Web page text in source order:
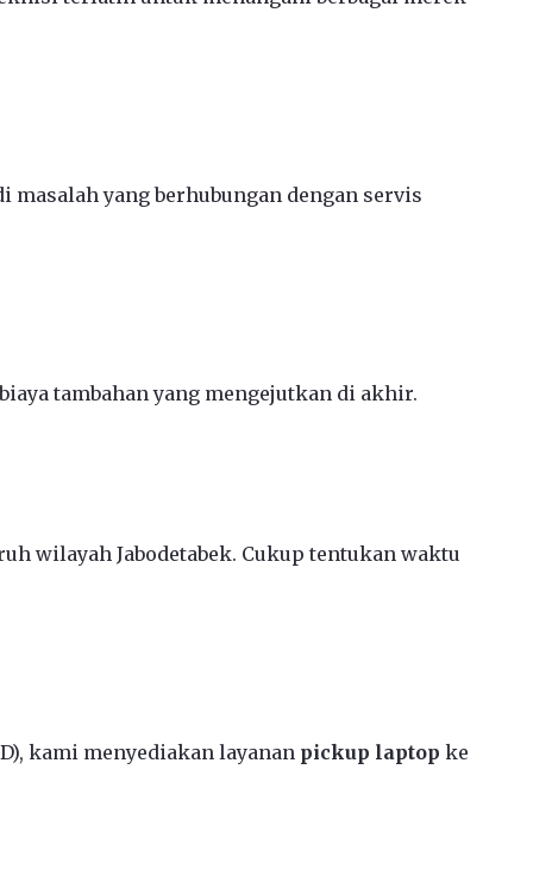
yang berhubungan dengan servis
tambahan yang mengejutkan di akhir.
wilayah Jabodetabek. Cukup tentukan waktu
kami menyediakan layanan pickup laptop ke